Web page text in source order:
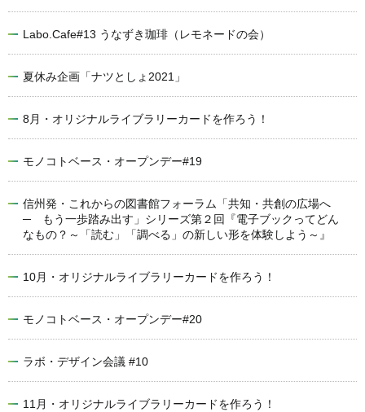
Labo.Cafe#13 うなずき珈琲（レモネードの会）
夏休み企画「ナツとしょ2021」
8月・オリジナルライブラリーカードを作ろう！
モノコトベース・オープンデー#19
信州発・これからの図書館フォーラム「共知・共創の広場へ
─ もう一歩踏み出す」シリーズ第２回『電子ブックってどん
なもの？～「読む」「調べる」の新しい形を体験しよう～』
10月・オリジナルライブラリーカードを作ろう！
モノコトベース・オープンデー#20
ラボ・デザイン会議 #10
11月・オリジナルライブラリーカードを作ろう！